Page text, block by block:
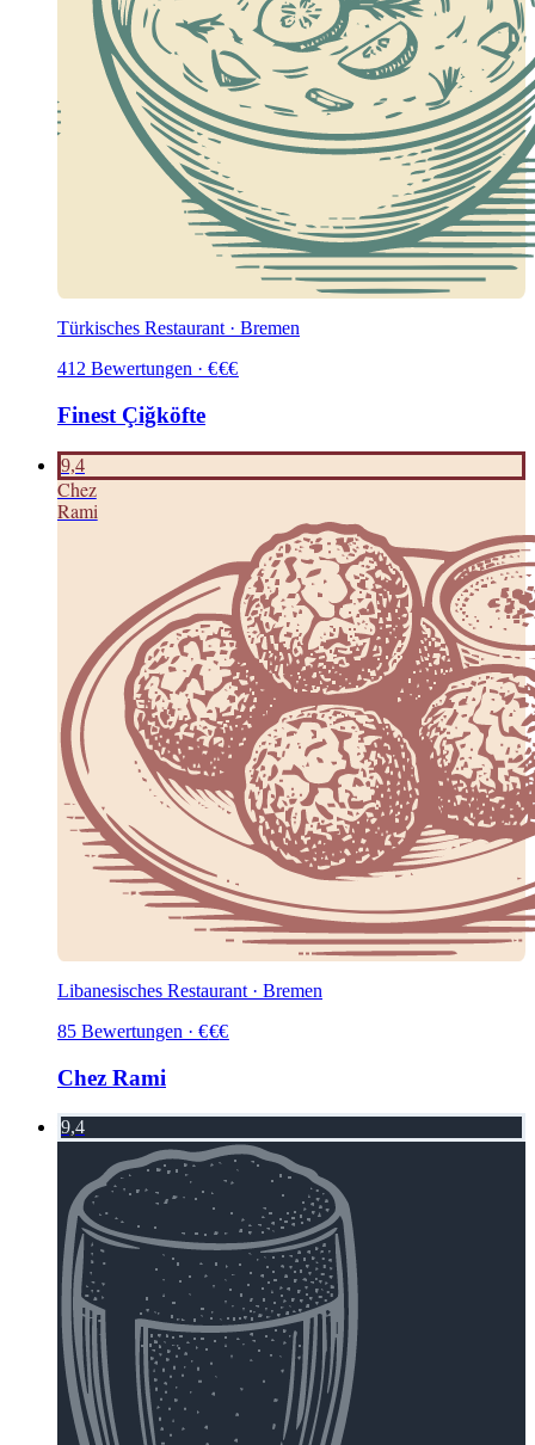
Türkisches Restaurant · Bremen
412 Bewertungen · €€€
Finest Çiğköfte
9,4
Chez
Rami
Libanesisches Restaurant · Bremen
85 Bewertungen · €€€
Chez Rami
9,4